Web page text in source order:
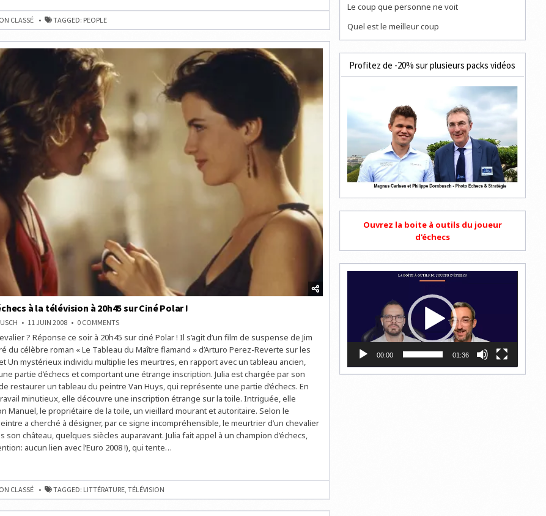
NOUVEAU
DE
À
LA
DU
MERCREDI
CLASSÉ TAGGED: PEOPLE
à la télévision à 20h45 sur Ciné Polar !
11 JUIN 2008 0 COMMENTSON
SOIR,
ÉCHECS
À
LA
TÉLÉVISION
20H45
SUR
CINÉ
POLAR
? Réponse ce soir à 20h45 sur ciné Polar ! Il s’agit d’un film de suspense de Jim
du célèbre roman « Le Tableau du Maître flamand » d’Arturo Perez-Reverte sur les
Un mystérieux individu multiplie les meurtres, en rapport avec un tableau ancien,
partie d’échecs et comportant une étrange inscription. Julia est chargée par son
restaurer un tableau du peintre Van Huys, qui représente une partie d’échecs. En
minutieux, elle découvre une inscription étrange sur la toile. Intriguée, elle
Manuel, le propriétaire de la toile, un vieillard mourant et autoritaire. Selon le
a cherché à désigner, par ce signe incompréhensible, le meurtrier d’un chevalier
son château, quelques siècles auparavant. Julia fait appel à un champion d’échecs,
aucun lien avec l’Euro 2008 !), qui tente…
CLASSÉ TAGGED: LITTÉRATURE, TÉLÉVISION
Le coup que personne ne voit
Quel est le meilleur coup
Profitez de -20% sur plusieurs packs vidéos
Ouvrez la boite à outils du joueur
d'échecs
00:00 01:36